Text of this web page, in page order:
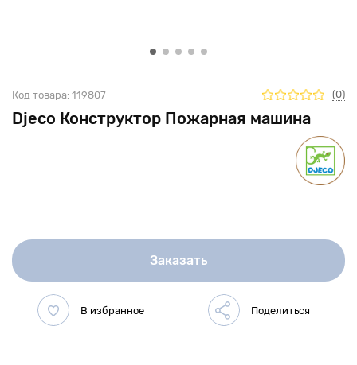
Djeco Конструктор Пожарная машина
Код товара: 119807 (0)
Заказать